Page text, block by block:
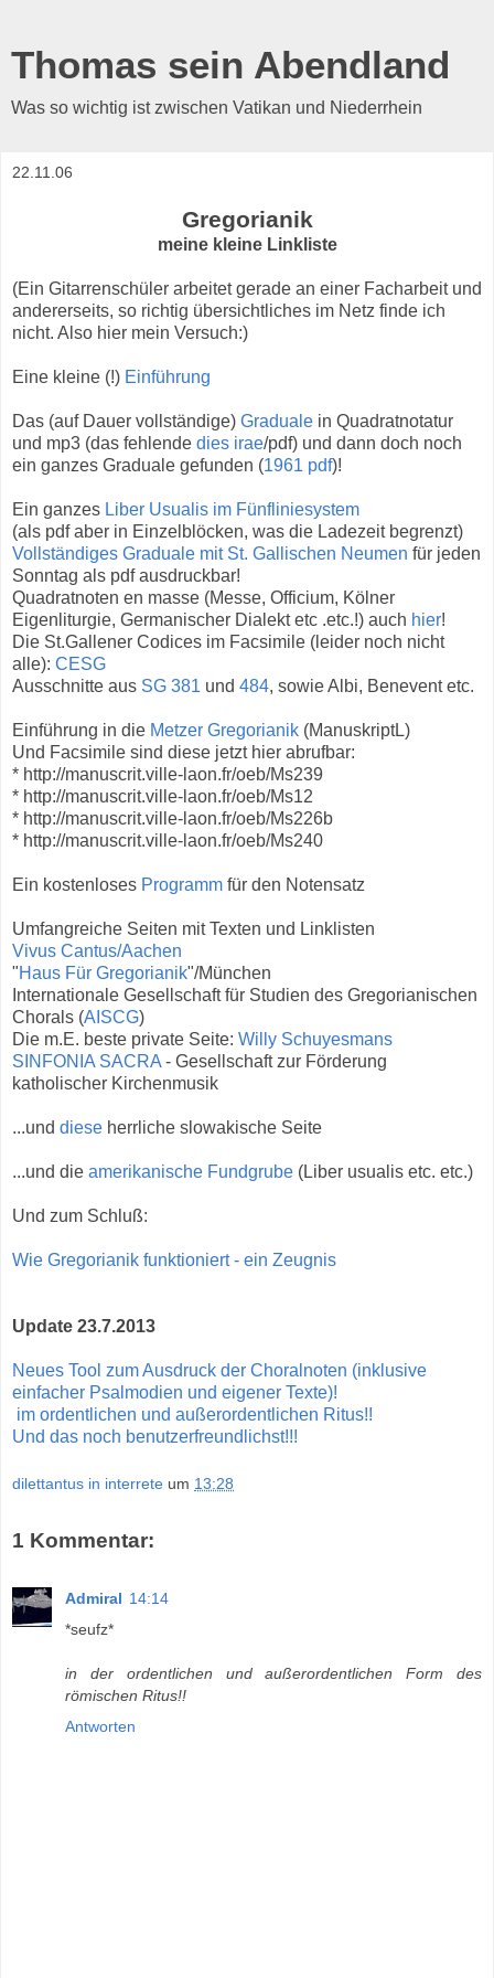
Thomas sein Abendland
Was so wichtig ist zwischen Vatikan und Niederrhein
22.11.06
Gregorianik
meine kleine Linkliste
(Ein Gitarrenschüler arbeitet gerade an einer Facharbeit und
andererseits, so richtig übersichtliches im Netz finde ich
nicht. Also hier mein Versuch:)
Eine kleine (!) Einführung
Das (auf Dauer vollständige) Graduale in Quadratnotatur
und mp3 (das fehlende dies irae/pdf) und dann doch noch
ein ganzes Graduale gefunden (1961 pdf)!
Ein ganzes Liber Usualis im Fünfliniesystem
(als pdf aber in Einzelblöcken, was die Ladezeit begrenzt)
Vollständiges Graduale mit St. Gallischen Neumen für jeden
Sonntag als pdf ausdruckbar!
Quadratnoten en masse (Messe, Officium, Kölner
Eigenliturgie, Germanischer Dialekt etc .etc.!) auch hier!
Die St.Gallener Codices im Facsimile (leider noch nicht
alle): CESG
Ausschnitte aus SG 381 und 484, sowie Albi, Benevent etc.
Einführung in die Metzer Gregorianik (ManuskriptL)
Und Facsimile sind diese jetzt hier abrufbar:
* http://manuscrit.ville-laon.fr/oeb/Ms239
* http://manuscrit.ville-laon.fr/oeb/Ms12
* http://manuscrit.ville-laon.fr/oeb/Ms226b
* http://manuscrit.ville-laon.fr/oeb/Ms240
Ein kostenloses Programm für den Notensatz
Umfangreiche Seiten mit Texten und Linklisten
Vivus Cantus/Aachen
"Haus Für Gregorianik"/München
Internationale Gesellschaft für Studien des Gregorianischen
Chorals (AISCG)
Die m.E. beste private Seite: Willy Schuyesmans
SINFONIA SACRA - Gesellschaft zur Förderung
katholischer Kirchenmusik
...und diese herrliche slowakische Seite
...und die amerikanische Fundgrube (Liber usualis etc. etc.)
Und zum Schluß:
Wie Gregorianik funktioniert - ein Zeugnis
Update 23.7.2013
Neues Tool zum Ausdruck der Choralnoten (inklusive
einfacher Psalmodien und eigener Texte)!
im ordentlichen und außerordentlichen Ritus!!
Und das noch benutzerfreundlichst!!!
dilettantus in interrete um 13:28
1 Kommentar:
Admiral 14:14
*seufz*
in der ordentlichen und außerordentlichen Form des
römischen Ritus!!
Antworten